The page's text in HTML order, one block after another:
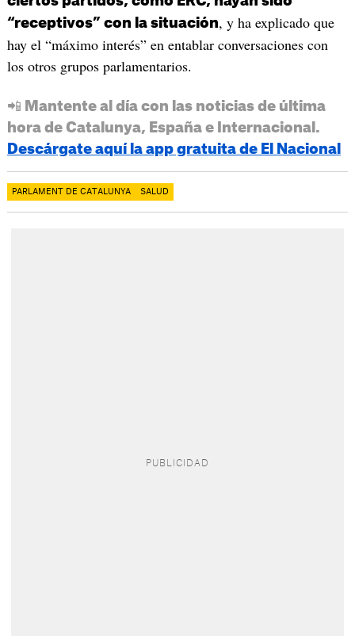
“receptivos” con la situación, y ha explicado que
hay el “máximo interés” en entablar conversaciones con
los otros grupos parlamentarios.
📲 Mantente al día con las noticias de última
hora de Catalunya, España e Internacional.
Descárgate aquí la app gratuita de El Nacional
PARLAMENT DE CATALUNYA SALUD